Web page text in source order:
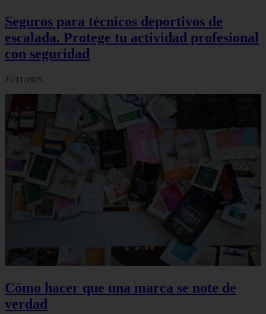
Seguros para técnicos deportivos de
escalada. Protege tu actividad profesional
con seguridad
21/11/2025
Cómo hacer que una marca se note de
verdad